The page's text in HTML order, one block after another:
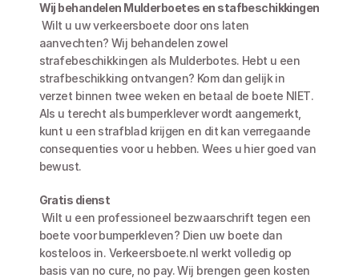
Wij behandelen Mulderboetes en stafbeschikkingen
Wilt u uw verkeersboete door ons laten
aanvechten? Wij behandelen zowel
strafebeschikkingen als Mulderbotes. Hebt u een
strafbeschikking ontvangen? Kom dan gelijk in
verzet binnen twee weken en betaal de boete NIET.
Als u terecht als bumperklever wordt aangemerkt,
kunt u een strafblad krijgen en dit kan verregaande
consequenties voor u hebben. Wees u hier goed van
bewust.
Gratis dienst
Wilt u een professioneel bezwaarschrift tegen een
boete voor bumperkleven? Dien uw boete dan
kosteloos in. Verkeersboete.nl werkt volledig op
basis van no cure, no pay. Wij brengen geen kosten